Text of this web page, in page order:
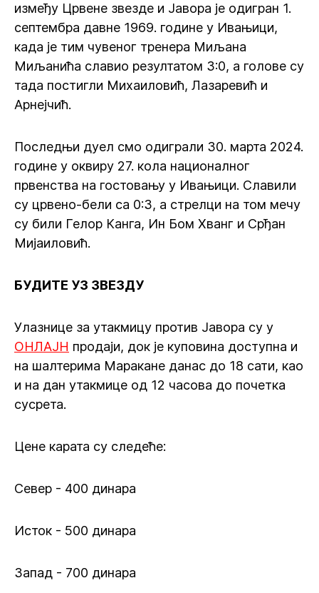
између Црвене звезде и Јавора је одигран 1.
септембра давне 1969. године у Ивањици,
када је тим чувеног тренера Миљана
Миљанића славио резултатом 3:0, а голове су
тада постигли Михаиловић, Лазаревић и
Арнејчић.
Последњи дуел смо одиграли 30. марта 2024.
године у оквиру 27. кола националног
првенства на гостовању у Ивањици. Славили
су црвено-бели са 0:3, а стрелци на том мечу
су били Гелор Канга, Ин Бом Хванг и Срђан
Мијаиловић.
БУДИТЕ УЗ ЗВЕЗДУ
Улазнице за утакмицу против Јавора су у
ОНЛАЈН продаји, док је куповина доступна и
на шалтерима Маракане данас до 18 сати, као
и на дан утакмице од 12 часова до почетка
сусрета.
Цене карата су следеће:
Север - 400 динара
Исток - 500 динара
Запад - 700 динара